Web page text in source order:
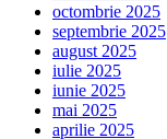
octombrie 2025
septembrie 2025
august 2025
iulie 2025
iunie 2025
mai 2025
aprilie 2025